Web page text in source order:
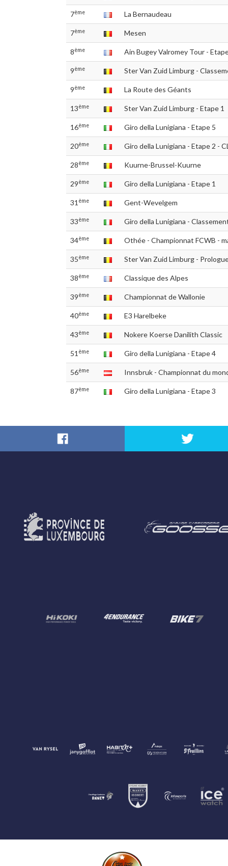
7ème La Bernaudeau
7ème Mesen
8ème Ain Bugey Valromey Tour -
9ème Ster Van Zuid Limburg -
9ème La Route des Géants
13ème Ster Van Zuid Limburg - Etape 1
16ème Giro della Lunigiana - Etape 5
20ème Giro della Lunigiana - Etape 2 -
28ème Kuurne-Brussel-Kuurne
29ème Giro della Lunigiana - Etape 1
31 ème Gent-Wevelgem
33ème Giro della Lunigiana -
34ème Othée - Championnat FCWB -
35ème Ster Van Zuid Limburg -
38ème Classique des Alpes
39ème Championnat de Wallonie
40ème E3 Harelbeke
43ème Nokere Koerse Danilith Classic
51 ème Giro della Lunigiana - Etape 4
56ème Innsbruk - Championnat du
87ème Giro della Lunigiana - Etape 3